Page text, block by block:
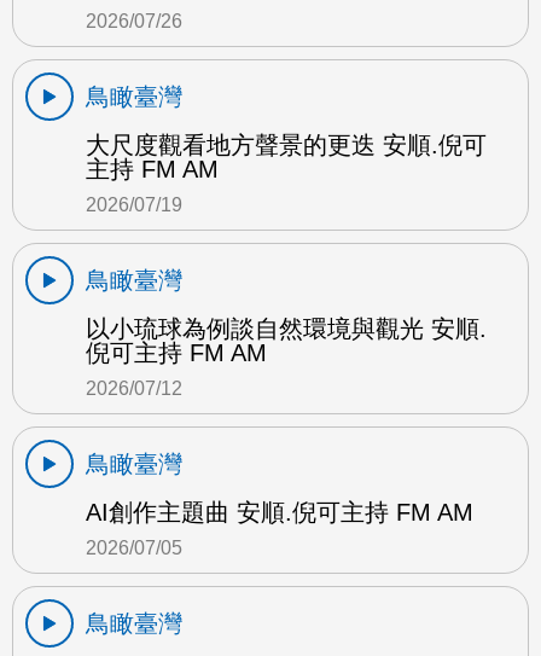
2026/07/26
鳥瞰臺灣
大尺度觀看地方聲景的更迭 安順.倪可
主持 FM AM
2026/07/19
鳥瞰臺灣
以小琉球為例談自然環境與觀光 安順.
倪可主持 FM AM
2026/07/12
鳥瞰臺灣
AI創作主題曲 安順.倪可主持 FM AM
2026/07/05
鳥瞰臺灣